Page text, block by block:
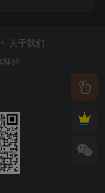
关于我们
驿站